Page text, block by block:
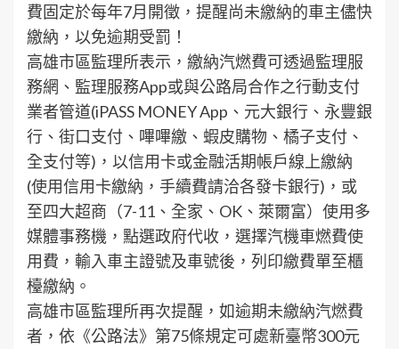
費固定於每年7月開徵，提醒尚未繳納的車主儘快
繳納，以免逾期受罰！
高雄市區監理所表示，繳納汽燃費可透過監理服
務網、監理服務App或與公路局合作之行動支付
業者管道(iPASS MONEY App、元大銀行、永豐銀
行、街口支付、嗶嗶繳、蝦皮購物、橘子支付、
全支付等)，以信用卡或金融活期帳戶線上繳納
(使用信用卡繳納，手續費請洽各發卡銀行)，或
至四大超商（7-11、全家、OK、萊爾富）使用多
媒體事務機，點選政府代收，選擇汽機車燃費使
用費，輸入車主證號及車號後，列印繳費單至櫃
檯繳納。
高雄市區監理所再次提醒，如逾期未繳納汽燃費
者，依《公路法》第75條規定可處新臺幣300元